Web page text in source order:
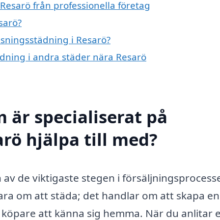
från professionella företag
i Resarö?
i andra städer nära Resarö
är specialiserat på
hjälpa till med?
de viktigaste stegen i
om att städa; det handlar om att skapa en
att känna sig hemma. När du anlitar